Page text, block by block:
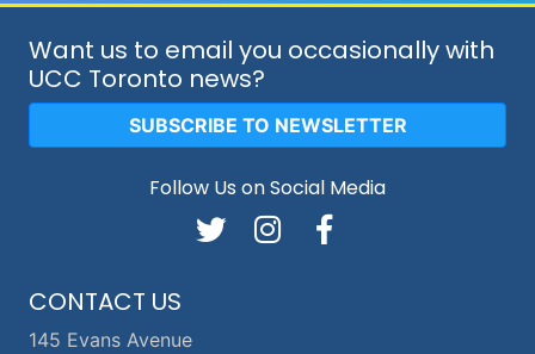
CONTACT US
145 Evans Avenue
Want us to email you occasionally with
UCC Toronto news?
SUBSCRIBE TO NEWSLETTER
Follow Us on Social Media